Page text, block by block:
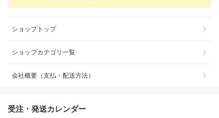
ショップトップ
ショップカテゴリ一覧
会社概要（支払・配送方法）
受注・発送カレンダー